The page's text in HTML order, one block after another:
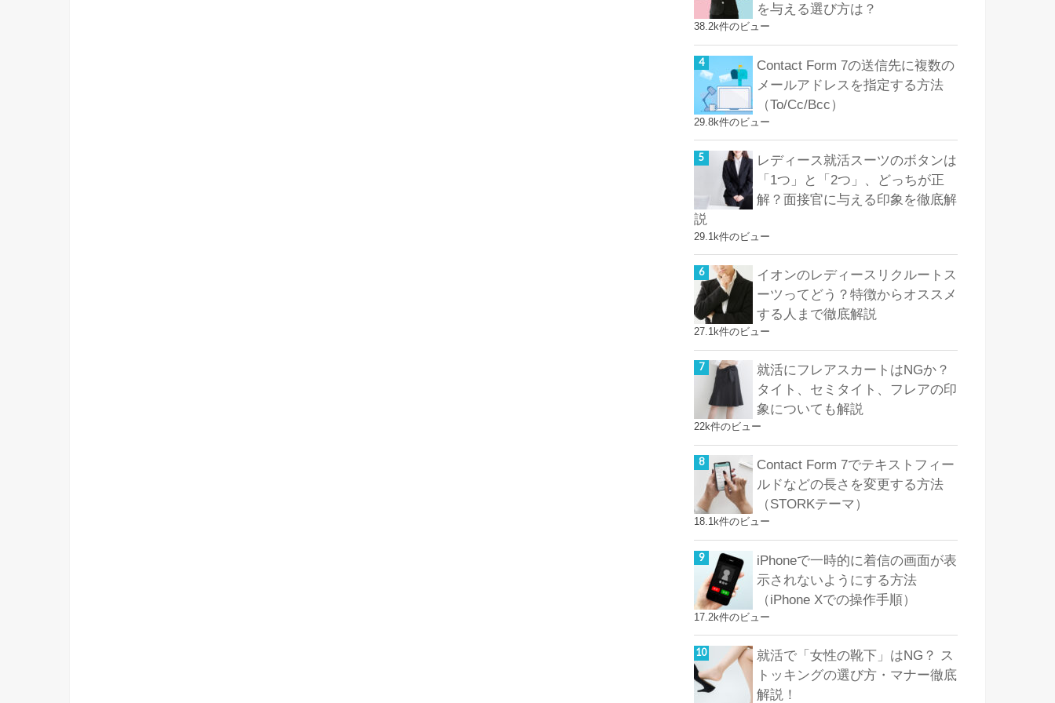
を与える選び方は？
38.2k件のビュー
Contact Form 7の送信先に複数の
メールアドレスを指定する方法
（To/Cc/Bcc）
29.8k件のビュー
レディース就活スーツのボタンは
「1つ」と「2つ」、どっちが正
解？面接官に与える印象を徹底解
説
29.1k件のビュー
イオンのレディースリクルートス
ーツってどう？特徴からオススメ
する人まで徹底解説
27.1k件のビュー
就活にフレアスカートはNGか？
タイト、セミタイト、フレアの印
象についても解説
22k件のビュー
Contact Form 7でテキストフィー
ルドなどの長さを変更する方法
（STORKテーマ）
18.1k件のビュー
iPhoneで一時的に着信の画面が表
示されないようにする方法
（iPhone Xでの操作手順）
17.2k件のビュー
就活で「女性の靴下」はNG？ ス
トッキングの選び方・マナー徹底
解説！